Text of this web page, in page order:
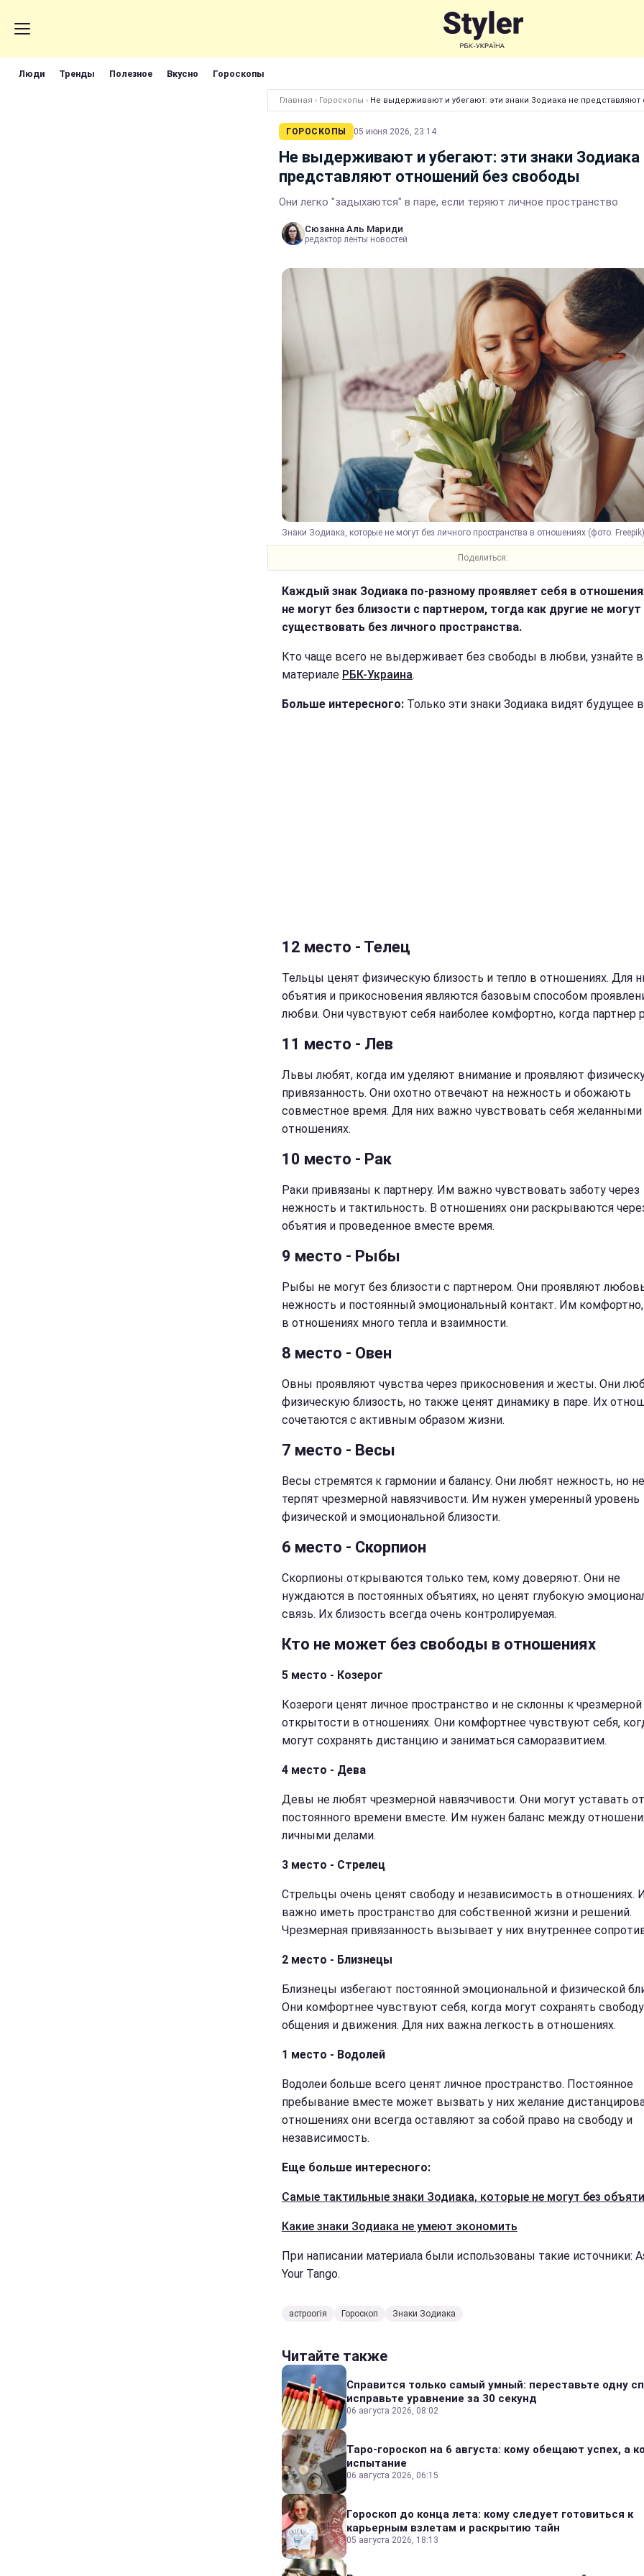
Люди Тренды Полезное Вкусно Гороскопы
Главная › Гороскопы › Не выдерживают и убегают: эти знаки Зодиака не представляют
ГОРОСКОПЫ 05 июня 2026, 23:14
Не выдерживают и убегают: эти знаки Зодиака
представляют отношений без свободы
Они легко "задыхаются" в паре, если теряют личное пространство
Сюзанна Аль Мариди
редактор ленты новостей
Знаки Зодиака, которые не могут без личного пространства в отношениях (фото: Freepik)
Поделиться:
Каждый знак Зодиака по-разному проявляет себя в
не могут без близости с партнером, тогда как другие не могут
существовать без личного пространства.
Кто чаще всего не выдерживает без свободы в любви, узнайте в
материале РБК-Украина.
Больше интересного: Только эти знаки Зодиака видят будущее
12 место - Телец
Тельцы ценят физическую близость и тепло в отношениях. Для
объятия и прикосновения являются базовым способом
любви. Они чувствуют себя наиболее комфортно, когда партнер
11 место - Лев
Львы любят, когда им уделяют внимание и проявляют
привязанность. Они охотно отвечают на нежность и обожають
совместное время. Для них важно чувствовать себя желанными
отношениях.
10 место - Рак
Раки привязаны к партнеру. Им важно чувствовать заботу через
нежность и тактильность. В отношениях они раскрываются
объятия и проведенное вместе время.
9 место - Рыбы
Рыбы не могут без близости с партнером. Они проявляют
нежность и постоянный эмоциональный контакт. Им комфортно,
в отношениях много тепла и взаимности.
8 место - Овен
Овны проявляют чувства через прикосновения и жесты. Они
физическую близость, но также ценят динамику в паре. Их
сочетаются с активным образом жизни.
7 место - Весы
Весы стремятся к гармонии и балансу. Они любят нежность, но не
терпят чрезмерной навязчивости. Им нужен умеренный уровень
физической и эмоциональной близости.
6 место - Скорпион
Скорпионы открываются только тем, кому доверяют. Они не
нуждаются в постоянных объятиях, но ценят глубокую
связь. Их близость всегда очень контролируемая.
Кто не может без свободы в отношениях
5 место - Козерог
Козероги ценят личное пространство и не склонны к чрезмерной
открытости в отношениях. Они комфортнее чувствуют себя,
могут сохранять дистанцию и заниматься саморазвитием.
4 место - Дева
Девы не любят чрезмерной навязчивости. Они могут уставать от
постоянного времени вместе. Им нужен баланс между
личными делами.
3 место - Стрелец
Стрельцы очень ценят свободу и независимость в отношениях.
важно иметь пространство для собственной жизни и решений.
Чрезмерная привязанность вызывает у них внутреннее
2 место - Близнецы
Близнецы избегают постоянной эмоциональной и физической
Они комфортнее чувствуют себя, когда могут сохранять свободу
общения и движения. Для них важна легкость в отношениях.
1 место - Водолей
Водолеи больше всего ценят личное пространство. Постоянное
пребывание вместе может вызвать у них желание
отношениях они всегда оставляют за собой право на свободу и
независимость.
Еще больше интересного:
Самые тактильные знаки Зодиака, которые не могут без
Какие знаки Зодиака не умеют экономить
При написании материала были использованы такие источники:
Your Tango.
астроогія Гороскоп Знаки Зодиака
Читайте также
Справится только самый умный: переставьте одну
исправьте уравнение за 30 секунд
06 августа 2026, 08:02
Таро-гороскоп на 6 августа: кому обещают успех, а
испытание
06 августа 2026, 06:15
Гороскоп до конца лета: кому следует готовиться к
карьерным взлетам и раскрытию тайн
05 августа 2026, 18:13